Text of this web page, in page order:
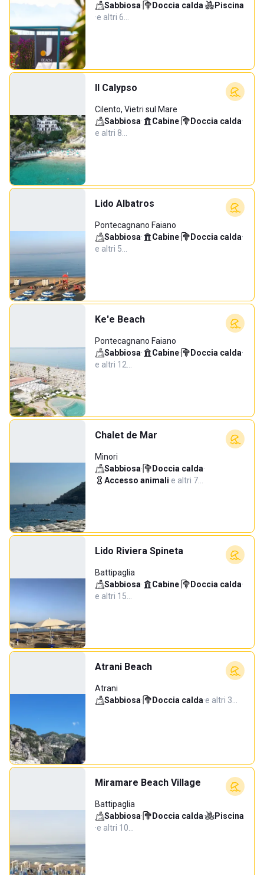
Sabbiosa· Doccia calda·
Piscina
·e altri 6…
Il Calypso
Cilento, Vietri sul Mare
Sabbiosa· Cabine· Doccia calda·
e altri 8…
Lido Albatros
Pontecagnano Faiano
Sabbiosa· Cabine· Doccia calda·
e altri 5…
Ke'e Beach
Pontecagnano Faiano
Sabbiosa· Cabine· Doccia calda·
e altri 12…
Chalet de Mar
Minori
Sabbiosa· Doccia calda·
Accesso animali·e altri 7…
Lido Riviera Spineta
Battipaglia
Sabbiosa· Cabine· Doccia calda·
e altri 15…
Atrani Beach
Atrani
Sabbiosa· Doccia calda·e altri 3…
Miramare Beach Village
Battipaglia
Sabbiosa· Doccia calda·
Piscina
·e altri 10…